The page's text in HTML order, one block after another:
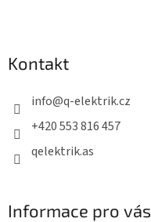
p
aKontakt
info@q-elektrik.cz
+420 553 816 457
qelektrik.as
Informace pro vás